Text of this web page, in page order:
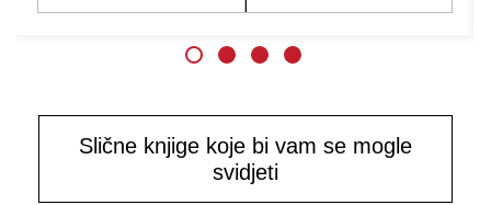
Slične knjige koje bi vam se mogle
svidjeti